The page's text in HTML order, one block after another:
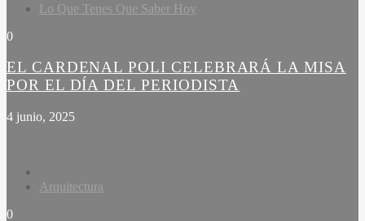
Lo Que Tenes Que Saber Hoy
0
EL CARDENAL POLI CELEBRARÁ LA MISA
POR EL DÍA DEL PERIODISTA
4 junio, 2025
Arquitectura
0